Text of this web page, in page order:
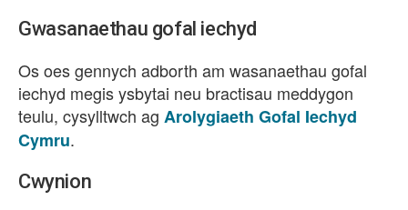
Gwasanaethau gofal iechyd
Os oes gennych adborth am wasanaethau gofal
iechyd megis ysbytai neu bractisau meddygon
teulu, cysylltwch ag Arolygiaeth Gofal Iechyd
Cymru.
Cwynion